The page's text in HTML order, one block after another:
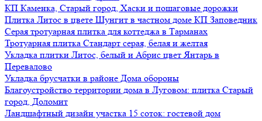
КП Каменка, Старый город, Хаски и пошаговые дорожки
Плитка Литос в цвете Шунгит в частном доме КП Заповедник
Серая тротуарная плитка для коттеджа в Тарманах
Тротуарная плитка Стандарт серая, белая и желтая
Укладка плитки Литос, белый и Абрис цвет Янтарь в
Перевалово
Укладка брусчатки в районе Дома обороны
Благоустройство территории дома в Луговом: плитка Старый
город, Доломит
Ландшафтный дизайн участка 15 соток: гостевой дом